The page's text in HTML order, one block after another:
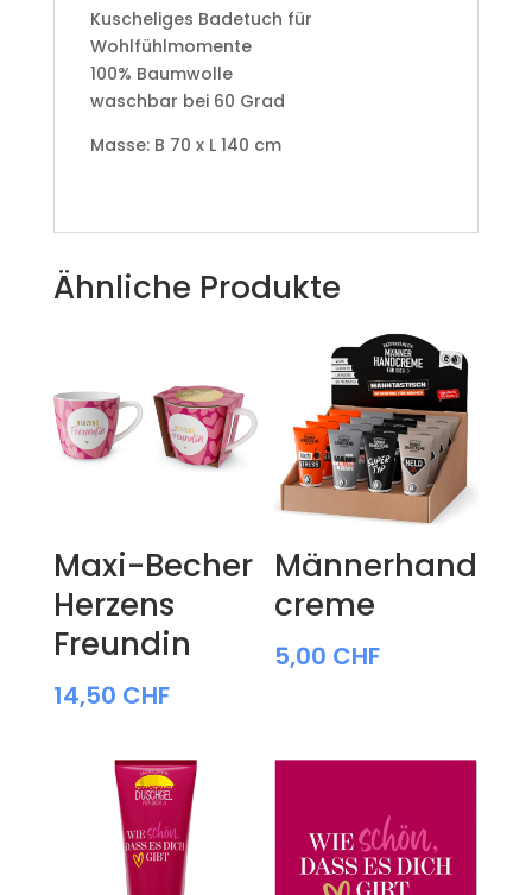
Kuscheliges Badetuch für
Wohlfühlmomente
100% Baumwolle
waschbar bei 60 Grad
Masse: B 70 x L 140 cm
Ähnliche Produkte
Maxi-Becher
Herzens
Freundin
14,50 CHF
Männerhand
creme
5,00 CHF